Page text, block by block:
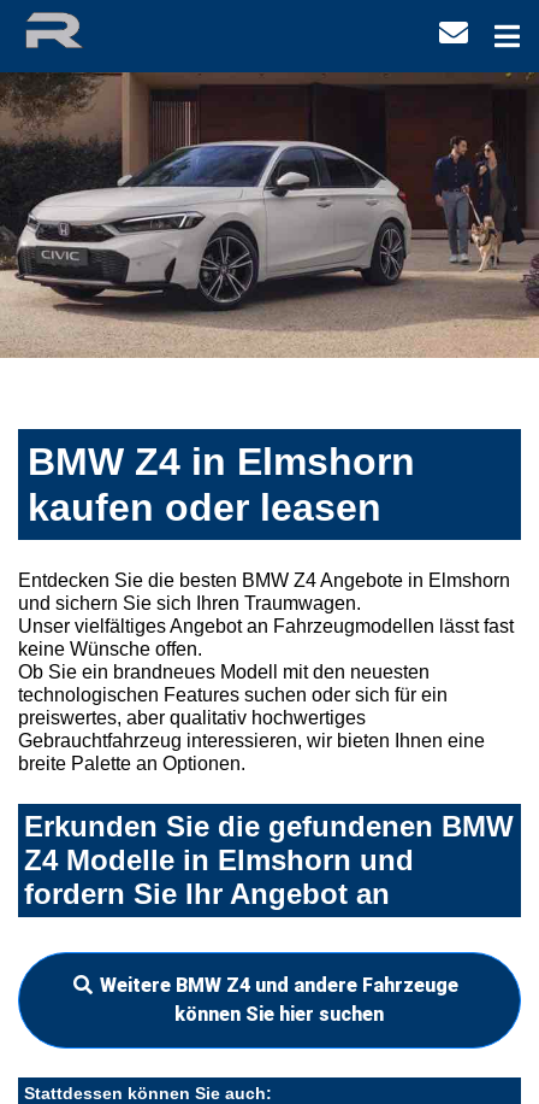
BMW Z4 in Elmshorn
kaufen oder leasen
Entdecken Sie die besten BMW Z4 Angebote in Elmshorn
und sichern Sie sich Ihren Traumwagen.
Unser vielfältiges Angebot an Fahrzeugmodellen lässt fast
keine Wünsche offen.
Ob Sie ein brandneues Modell mit den neuesten
technologischen Features suchen oder sich für ein
preiswertes, aber qualitativ hochwertiges
Gebrauchtfahrzeug interessieren, wir bieten Ihnen eine
breite Palette an Optionen.
Erkunden Sie die gefundenen BMW
Z4 Modelle in Elmshorn und
fordern Sie Ihr Angebot an
Weitere BMW Z4 und andere Fahrzeuge
können Sie hier suchen
Stattdessen können Sie auch: